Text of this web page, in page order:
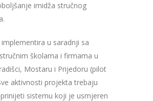
imidža stručnog
u saradnji sa
školama i firmama u
Mostaru i Prijedoru (pilot
aktivnosti projekta trebaju
sistemu koji je usmjeren